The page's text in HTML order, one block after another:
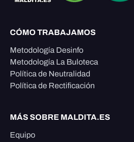
CÓMO TRABAJAMOS
Metodología Desinfo
Metodología La Buloteca
Política de Neutralidad
Política de Rectificación
MÁS SOBRE MALDITA.ES
Equipo